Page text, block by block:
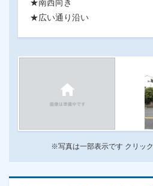
★南西向き
★広い通り沿い
※写真は一部表示です クリッ